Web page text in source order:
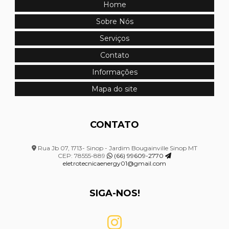
Montagem de quadro de distribuição em mato grosso
Montagem de quadro elétrico
Montagem de quadro elétrico de distribuição
Montagem de quadro elétrico em mato grosso
Montagem de sistemas elétricos
Projeto de combate a incêndio hidrantes
Projeto de segurança contra incêndio e pânico
Projeto de sistema de combate a incêndio
Home
Sobre Nós
Serviços
Contato
Informações
Mapa do site
CONTATO
Rua Jb 07, 1713- Sinop - Jardim Bougainville Sinop MT
CEP: 78555-889
(66) 99609-2770
eletrotecnicaenergy01@gmail.com
SIGA-NOS!